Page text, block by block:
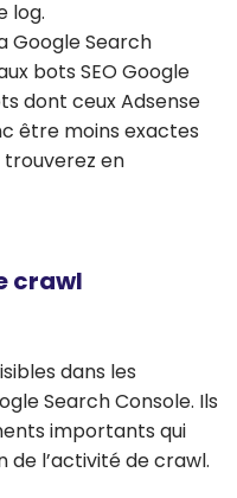
log.
Google Search
bots SEO Google
dont ceux Adsense
être moins exactes
trouverez en
crawl
dans les
Search Console. Ils
importants qui
l’activité de crawl.